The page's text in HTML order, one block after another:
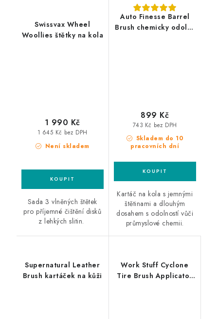
Swissvax Wheel
Woollies štětky na kola
Není skladem
1 645 Kč bez DPH
1 990 Kč
Sada 3 vlněných štětek
pro příjemné čištění disků
z lehkých slitin.
Auto Finesse Barrel
Brush chemicky odolný
Skladem do 10
pracovních dní
743 Kč bez DPH
899 Kč
Kartáč na kola s jemnými
štětinami a dlouhým
dosahem s odolností vůči
průmyslové chemii.
Supernatural Leather
Brush kartáček na kůži
Work Stuff Cyclone
Tire Brush Applicator